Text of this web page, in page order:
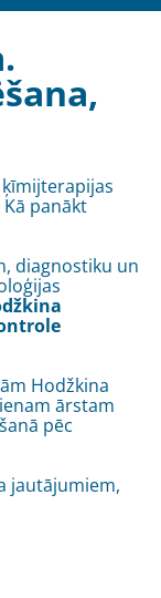
Kā panākt
diagnostiku un
Hodžkina
ārstam
pēc
jautājumiem,